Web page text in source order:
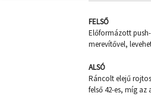
FELSŐ
Előformázott
merevítővel,
ALSÓ
Ráncolt elejű
felső 42-es, míg az